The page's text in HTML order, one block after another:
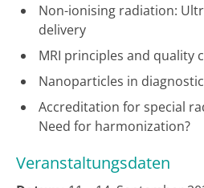
Non-ionising radiation:
delivery
MRI principles and quality
Nanoparticles in
Accreditation for special
Need for harmonization?
Veranstaltungsdaten